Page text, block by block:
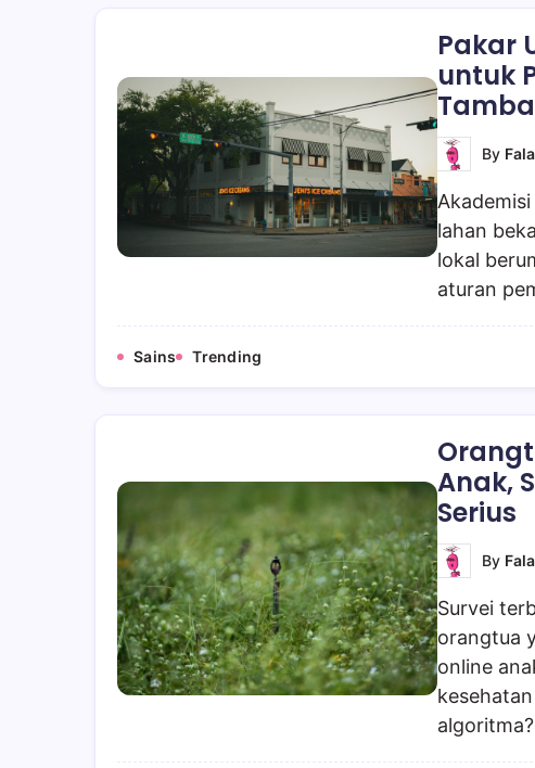
Pakar
untuk
By
lahan
lokal
aturan
Sains Trending
Anak,
Serius
By
Survei
orangtua
online
algoritma?